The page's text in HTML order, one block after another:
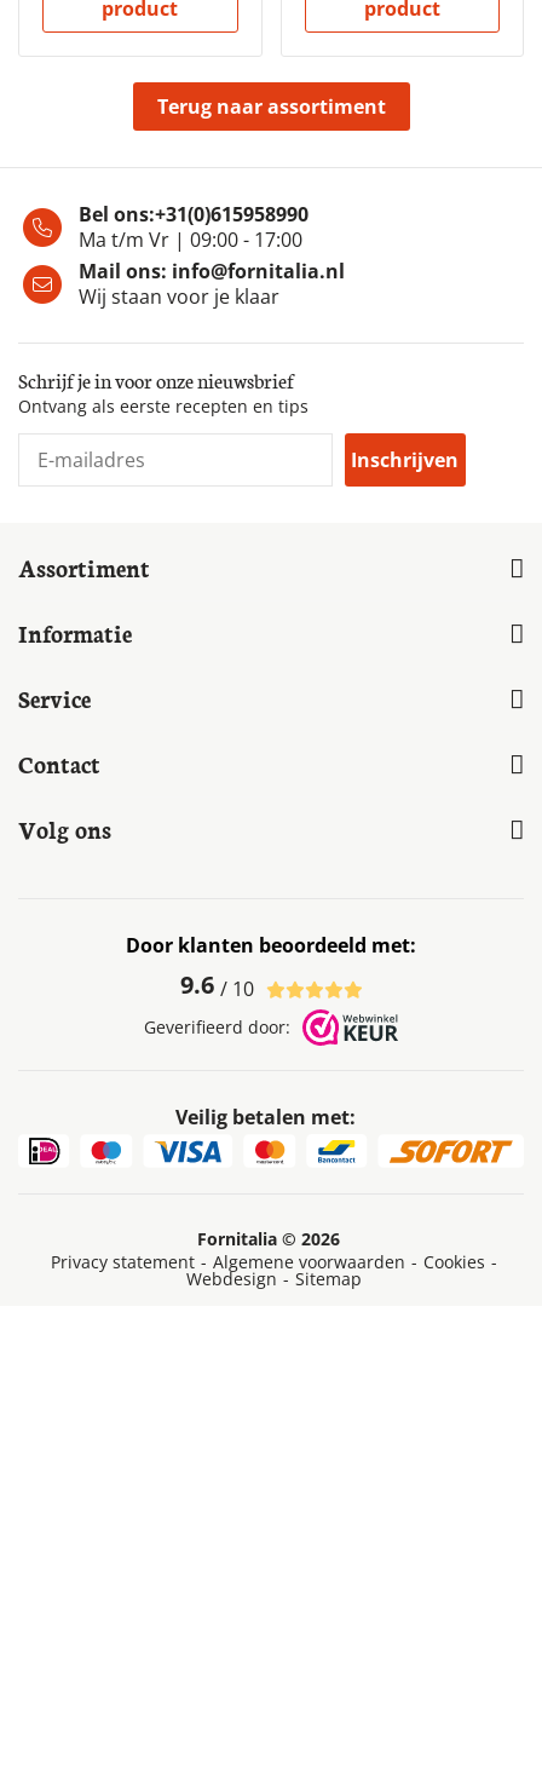
product product
Terug naar assortiment
Bel ons:+31(0)615958990
Ma t/m Vr | 09:00 - 17:00
Mail ons: info@fornitalia.nl
Wij staan voor je klaar
Schrijf je in voor onze nieuwsbrief
Ontvang als eerste recepten en tips
Inschrijven
Assortiment
Informatie
Service
Contact
Volg ons
Door klanten beoordeeld met:
9.6 / 10
Geverifieerd door:
Veilig betalen met:
Fornitalia © 2026
Privacy statement - Algemene voorwaarden - Cookies -
Webdesign - Sitemap